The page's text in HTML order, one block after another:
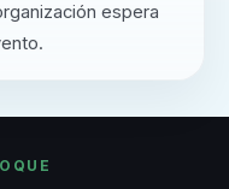
espera